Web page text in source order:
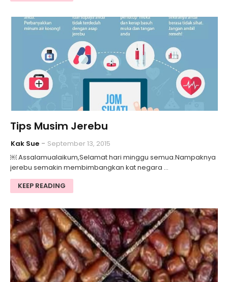
Tips Musim Jerebu
Kak Sue
September 13, 2015
￼ Assalamualaikum,Selamat hari minggu semua.Nampaknya
jerebu semakin membimbangkan kat negara …
KEEP READING